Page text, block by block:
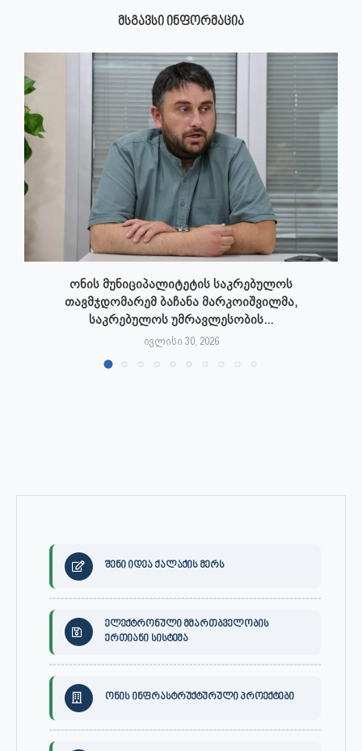
ᲛᲡᲒᲐᲕᲡᲘ ᲘᲜᲤᲝᲠᲛᲐᲪᲘᲐ
ონის მუნიციპალიტეტის საკრებულოს
თავმჯდომარემ ბაჩანა მარკოიშვილმა,
საკრებულოს უმრავლესობის...
ივლისი 30, 2026
შენი იდეა ქალაქის მერს
ელექტრონული მმართბველობის
ერთიანი სისტემა
ონის ინფრასტრუქტურული პროექტები